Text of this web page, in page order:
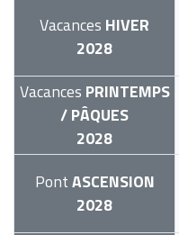
Vacances HIVER
2028
Vacances PRINTEMPS
/ PÂQUES
2028
PontASCENSION
2028